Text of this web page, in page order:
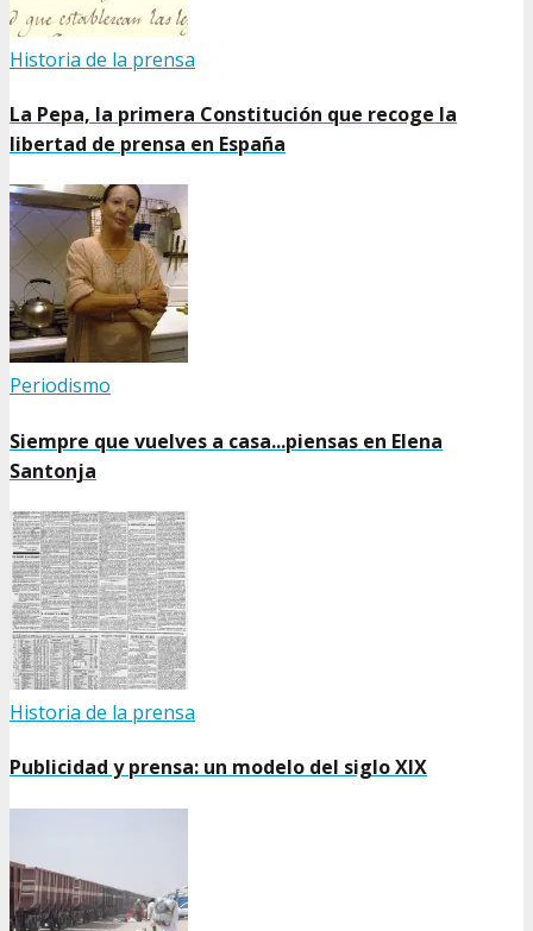
Historia de la prensa
La Pepa, la primera Constitución que recoge la
libertad de prensa en España
Periodismo
Siempre que vuelves a casa...piensas en Elena
Santonja
Historia de la prensa
Publicidad y prensa: un modelo del siglo XIX